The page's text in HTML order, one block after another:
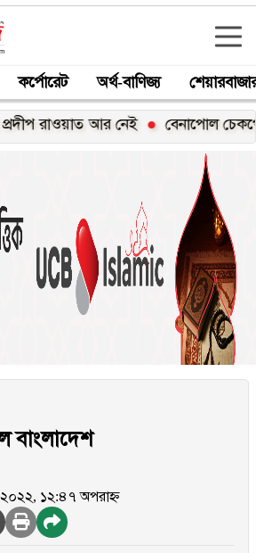
কর্পোরেট অর্থ-বাণিজ্য
আর নেই বেনাপোল চেকপোস্টে
বাংলাদেশ
২০২২, ১২:৪৭ অপরাহ্ন